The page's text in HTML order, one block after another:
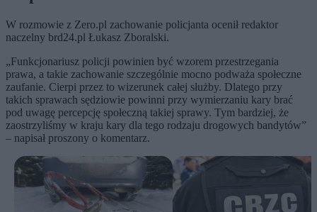
W rozmowie z Zero.pl zachowanie policjanta ocenił redaktor
naczelny brd24.pl Łukasz Zboralski.
„Funkcjonariusz policji powinien być wzorem przestrzegania
prawa, a takie zachowanie szczególnie mocno podważa społeczne
zaufanie. Cierpi przez to wizerunek całej służby. Dlatego przy
takich sprawach sędziowie powinni przy wymierzaniu kary brać
pod uwagę percepcję społeczną takiej sprawy. Tym bardziej, że
zaostrzyliśmy w kraju kary dla tego rodzaju drogowych bandytów”
– napisał proszony o komentarz.